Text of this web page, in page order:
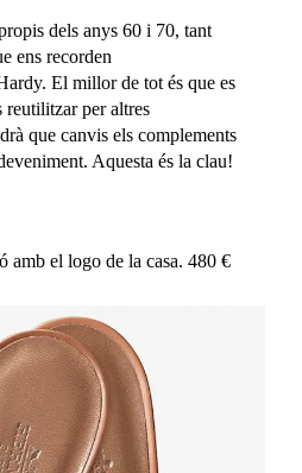
dels anys 60 i 70, tant
ens recorden
El millor de tot és que es
reutilitzar per altres
que canvis els complements
Aquesta és la clau!
amb el logo de la casa. 480 €